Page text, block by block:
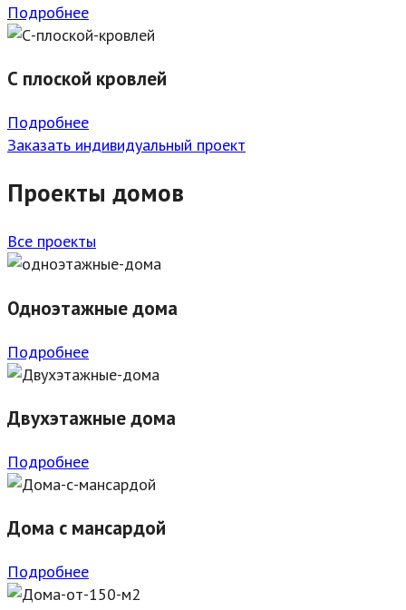
Подробнее
С плоской кровлей
Подробнее
Заказать индивидуальный проект
Проекты домов
Все проекты
Одноэтажные дома
Подробнее
Двухэтажные дома
Подробнее
Дома с мансардой
Подробнее